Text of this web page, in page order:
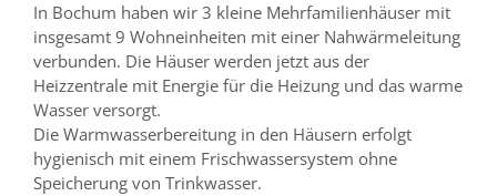
In Bochum haben wir 3 kleine Mehrfamilienhäuser mit
insgesamt 9 Wohneinheiten mit einer Nahwärmeleitung
verbunden. Die Häuser werden jetzt aus der
Heizzentrale mit Energie für die Heizung und das warme
Wasser versorgt.
Die Warmwasserbereitung in den Häusern erfolgt
hygienisch mit einem Frischwassersystem ohne
Speicherung von Trinkwasser.